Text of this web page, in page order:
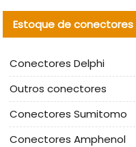
Estoque de conectores
Conectores Delphi
Outros conectores
Conectores Sumitomo
Conectores Amphenol